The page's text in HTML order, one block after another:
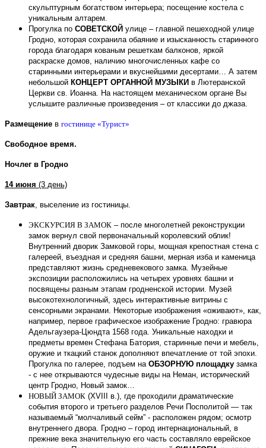
скульптурным богатством интерьера; посещение костела с
уникальным алтарем.
Прогулка по СОВЕТСКОЙ улице – главной пешеходной улице
Гродно, которая сохранила обаяние и изысканность старинного
города благодаря кованым решеткам балконов, яркой
раскраске домов, наличию многочисленных кафе со
старинными интерьерами и вкуснейшими десертами… А затем
небольшой КОНЦЕРТ ОРГАННОЙ МУЗЫКИ в Лютеранской
Церкви св. Иоанна. На настоящем механическом органе Вы
услышите различные произведения – от классики до джаза.
Размещение в гостинице «Турист»
Свободное время.
Ночлег в Гродно
14 июня (3 день)
Завтрак, выселение из гостиницы.
ЭКСКУРСИЯ В ЗАМОК – после многолетней реконструкции
замок вернул свой первоначальный королевский облик!
Внутренний дворик Замковой горы, мощная крепостная стена с
галереей, въездная и средняя башни, мерная изба и каменица
представляют жизнь средневекового замка. Музейные
экспозиции расположились на четырех уровнях башни и
посвящены разным этапам гродненской истории. Музей
высокотехнологичный, здесь интерактивные витрины с
сенсорными экранами. Некоторые изображения «оживают», как,
например, первое графическое изображение Гродно: гравюра
Адельгаузера-Цюндта 1568 года. Уникальные находки и
предметы времен Стефана Батория, старинные печи и мебель,
оружие и ткацкий станок дополняют впечатление от той эпохи.
Прогулка по галерее, подъем на ОБЗОРНУЮ площадку замка
- с нее открываются чудесные виды на Неман, исторический
центр Гродно, Новый замок…
НОВЫЙ ЗАМОК (XVIII в.), где проходили драматические
события второго и третьего разделов Речи Посполитой — так
называемый “молчаливый сейм” - расположен рядом; осмотр
внутреннего двора. Гродно – город интернациональный, в
прежние века значительную его часть составляло еврейское